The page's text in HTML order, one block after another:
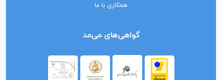
همکاری با ما
گواهی‌های می‌مد